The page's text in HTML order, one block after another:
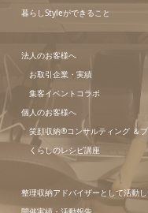
暮らしStyleができること
法人のお客様へ
お取引企業・実績
集客イベントコラボ
個人のお客様へ
笑顔収納®コンサルティング ＆
くらしのレシピ講座
整理収納アドバイザーとして活動